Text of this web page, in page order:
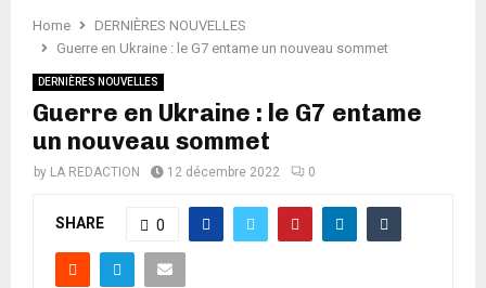
Home
DERNIÈRES NOUVELLES
Guerre en Ukraine : le G7 entame un nouveau sommet
DERNIÈRES NOUVELLES
Guerre en Ukraine : le G7 entame
un nouveau sommet
by LA REDACTION 12 décembre 2022 0
SHARE 0